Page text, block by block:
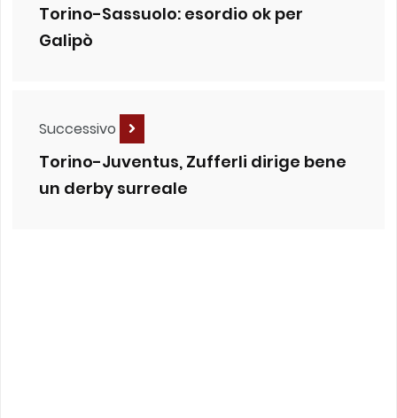
Torino-Sassuolo: esordio ok per
Galipò
Successivo
Torino-Juventus, Zufferli dirige bene
un derby surreale